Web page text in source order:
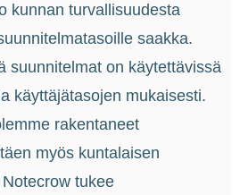
kunnan turvallisuudesta
saakka.
suunnitelmat on käytettävissä
käyttäjätasojen mukaisesti.
rakentaneet
myös kuntalaisen
tukee